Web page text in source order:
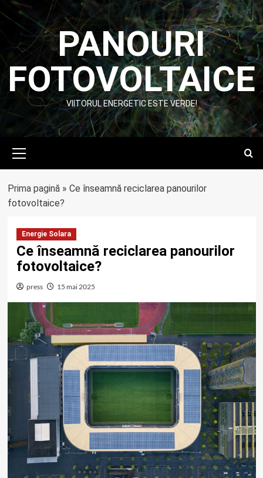
Skip
to
content
PANOURI
FOTOVOLTAICE
VIITORUL ENERGETIC ESTE VERDE!
Menu
Prima pagină» Ce înseamnă reciclarea panourilor
fotovoltaice?
Energie Solara
Ce înseamnă reciclarea panourilor
fotovoltaice?
press 15 mai 2025